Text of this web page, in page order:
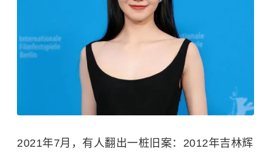
2021年7月，有人翻出一桩旧案：2012年吉林辉